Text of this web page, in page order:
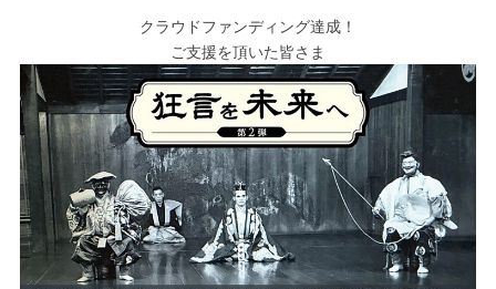
クラウドファンディング達成！
ご支援を頂いた皆さま